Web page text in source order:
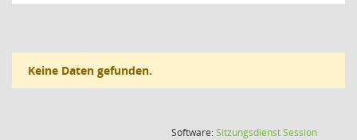
Keine Daten gefunden.
Software:SitzungsdienstSession(Wird in